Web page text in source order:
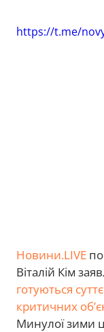
https://t.me/
Новини.LIVE
Віталій Кім
готуються
критичних
Минулої зими